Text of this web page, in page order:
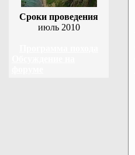
Сроки проведения
июль 2010